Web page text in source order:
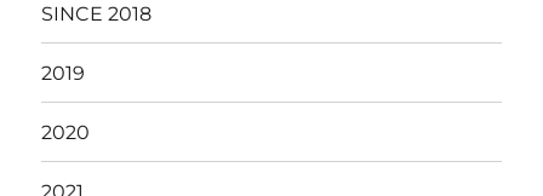
SINCE 2018
2019
2020